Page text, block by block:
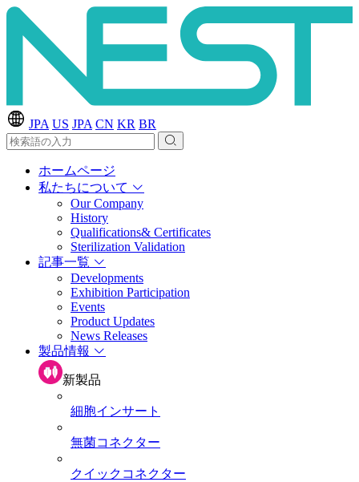
JPA US JPA CN KR BR
ホームページ
私たちについて
Our Company
History
Qualifications& Certificates
Sterilization Validation
記事一覧
Developments
Exhibition Participation
Events
Product Updates
News Releases
製品情報
新製品
細胞インサート
無菌コネクター
クイックコネクター